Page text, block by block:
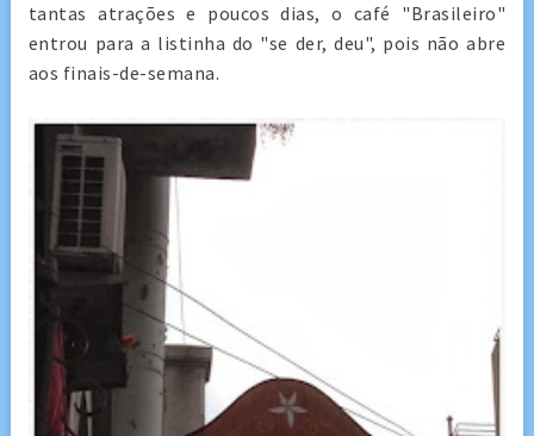
tantas atrações e poucos dias, o café "Brasileiro"
entrou para a listinha do "se der, deu", pois não abre
aos finais-de-semana.